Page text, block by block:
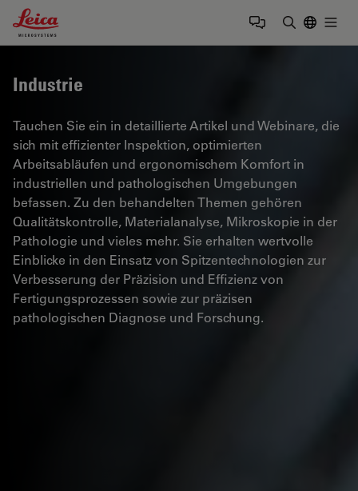
Leica Microsystems Logo
Industrie
Tauchen Sie ein in detaillierte Artikel und Webinare, die
sich mit effizienter Inspektion, optimierten
Arbeitsabläufen und ergonomischem Komfort in
industriellen und pathologischen Umgebungen
befassen. Zu den behandelten Themen gehören
Qualitätskontrolle, Materialanalyse, Mikroskopie in der
Pathologie und vieles mehr. Sie erhalten wertvolle
Einblicke in den Einsatz von Spitzentechnologien zur
Verbesserung der Präzision und Effizienz von
Fertigungsprozessen sowie zur präzisen
pathologischen Diagnose und Forschung.